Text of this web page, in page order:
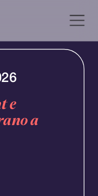
e
a